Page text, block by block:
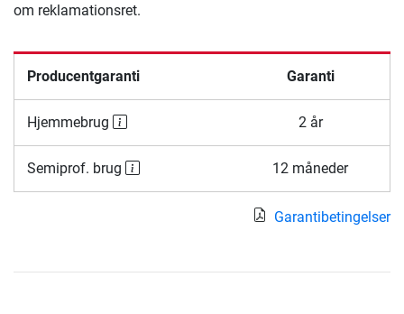
om reklamationsret.
Producentgaranti Garanti
Hjemmebrug 2 år
Semiprof. brug 12 måneder
Garantibetingelser